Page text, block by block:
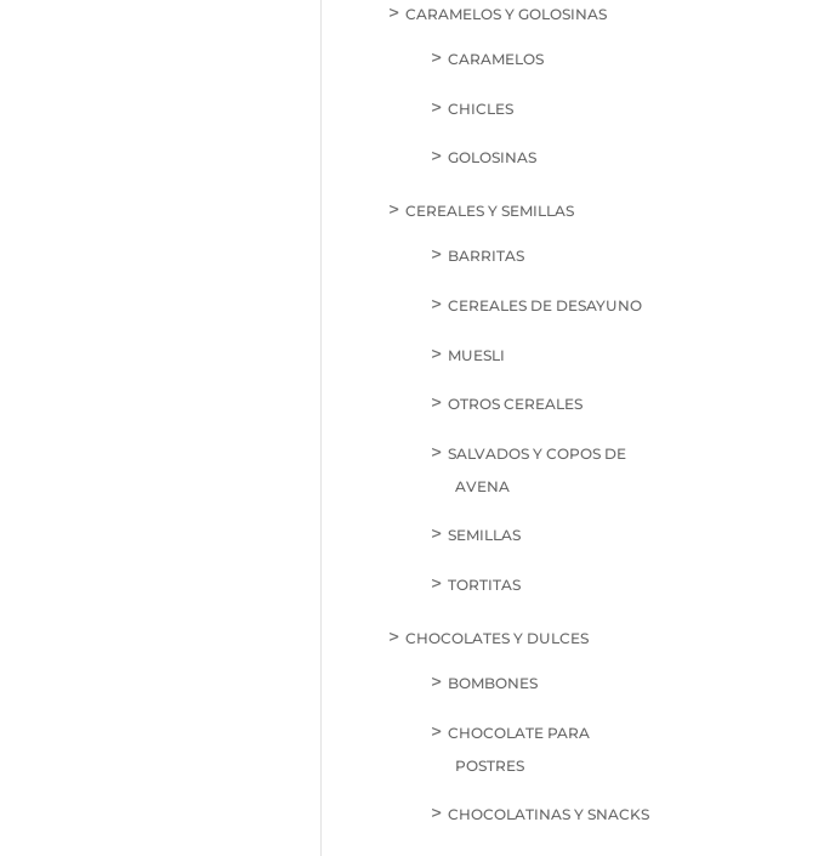
CARAMELOS Y GOLOSINAS
CARAMELOS
CHICLES
GOLOSINAS
CEREALES Y SEMILLAS
BARRITAS
CEREALES DE DESAYUNO
MUESLI
OTROS CEREALES
SALVADOS Y COPOS DE
AVENA
SEMILLAS
TORTITAS
CHOCOLATES Y DULCES
BOMBONES
CHOCOLATE PARA
POSTRES
CHOCOLATINAS Y SNACKS